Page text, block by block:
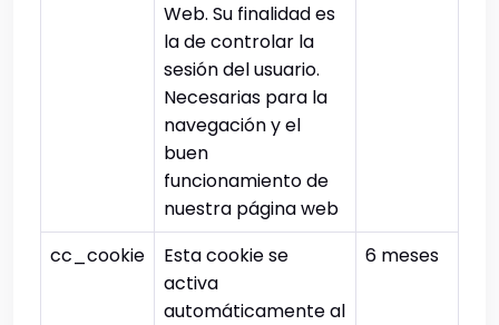
Web. Su finalidad es
la de controlar la
sesión del usuario.
Necesarias para la
navegación y el
buen
funcionamiento de
nuestra página web
cc_cookie
Esta cookie se
activa
automáticamente al
6 meses